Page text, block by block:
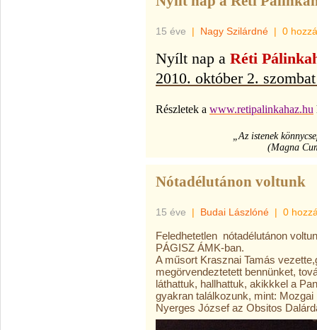
15 éve | Nagy Szilárdné | 0
Nyílt nap a Réti
2010. október 2.
Részletek a www.retipalinkahaz.hu
„Az istenek
(Magna
Nótadélutánon voltunk
15 éve | Budai Lászlóné | 0
Feledhetetlen nótadélutánon
PÁGISZ ÁMK-ban.
A műsort Krasznai Tamás
megörvendeztetett bennünket,
láthattuk, hallhattuk, akikkkel a
gyakran találkozunk, mint:
Nyerges József az Obsitos